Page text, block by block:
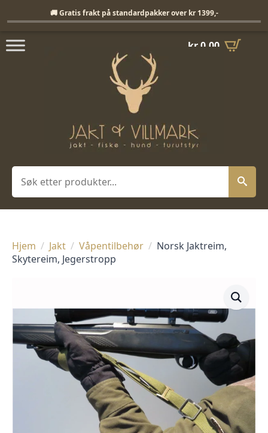
kr0,00
Søk
Hjem Jakt Våpentilbehør
Norsk Jaktreim,
Skytereim, Jegerstropp
🚚 Gratis frakt på standardpakker over kr 1399,-